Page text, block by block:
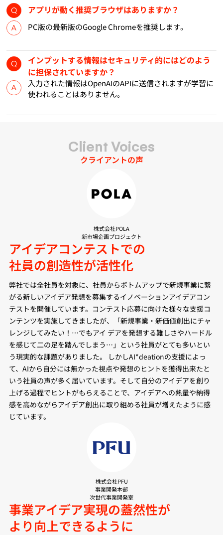
アプリが動く推奨ブラウザはありますか？
PC版の最新版のGoogle Chromeを推奨します。
インプットする情報はセキュリティ的にはどのよう
に担保されていますか？
入力された情報はOpenAIのAPIに送信されますが学習に
使われることはありません。
Client Voices
クライアントの声
株式会社POLA
新市場企画プロジェクト
アイデアコンテストでの
社員の創造性が活性化
弊社では全社員を対象に、社員からボトムアップで新規事業に繋
がる新しいアイデア発想を募集するイノベーションアイデアコン
テストを開催しています。コンテスト応募に向けた様々な支援コ
ンテンツを実施してきましたが、「新規事業・新価値創出にチャ
レンジしてみたい！…でもアイ デアを発想する難しさやハードル
を感じて二の足を踏んでしまう…」という社員がとても多いとい
う現実的な課題がありました。 しかしAI*deationの支援によっ
て、AIから自分には無かった視点や発想のヒントを獲得出来たと
いう社員の声が多く届いています。そして自分のアイデアを創り
上げる過程でヒントがもらえることで、アイデアへの熱量や納得
感を高めながらアイデア創出に取り組める社員が増えたように感
じています。
株式会社PFU
事業開発本部
次世代事業開発室
事業アイデア実現の蓋然性が
より向上できるように